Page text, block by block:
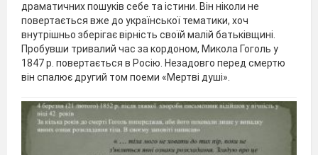
драматичних пошуків себе та істини. Він ніколи не
повертається вже до української тематики, хоч
внутрішньо зберігає вірність своїй малій батьківщині.
Пробувши тривалий час за кордоном, Микола Гоголь у
1847 р. повертається в Росію. Незадовго перед смертю
він спалює другий том поеми «Мертві душі».